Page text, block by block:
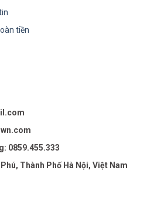
tiền
0859.455.333
Thành Phố Hà Nội, Việt Nam